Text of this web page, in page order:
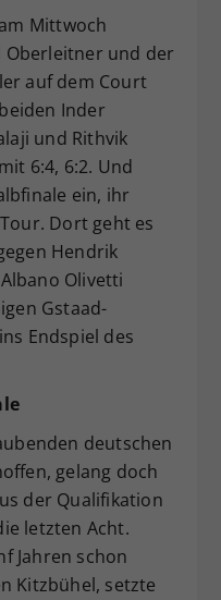
Mittwoch
Oberleitner und der
auf dem Court
Inder
und Rithvik
6:4, 6:2. Und
ein, ihr
Dort geht es
Hendrik
Olivetti
Gstaad-
Endspiel des
deutschen
gelang doch
der Qualifikation
letzten Acht.
Jahren schon
Kitzbühel, setzte